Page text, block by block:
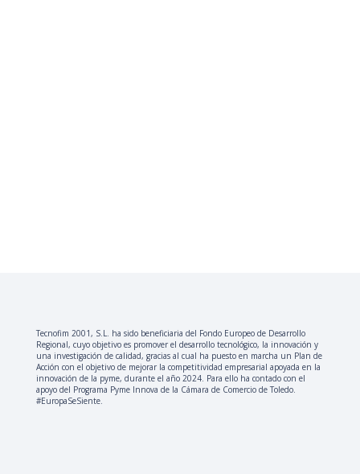
Tecnofim 2001, S.L. ha sido beneficiaria del Fondo Europeo de Desarrollo
Regional, cuyo objetivo es promover el desarrollo tecnológico, la innovación y
una investigación de calidad, gracias al cual ha puesto en marcha un Plan de
Acción con el objetivo de mejorar la competitividad empresarial apoyada en la
innovación de la pyme, durante el año 2024. Para ello ha contado con el
apoyo del Programa Pyme Innova de la Cámara de Comercio de Toledo.
#EuropaSeSiente.